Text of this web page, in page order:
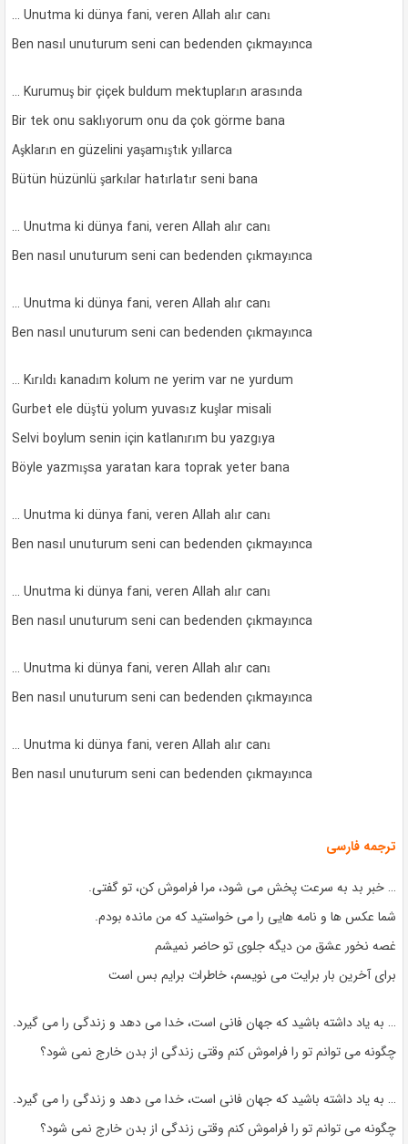
… Unutma ki dünya fani, veren Allah alır canı
Ben nasıl unuturum seni can bedenden çıkmayınca
… Kurumuş bir çiçek buldum mektupların arasında
Bir tek onu saklıyorum onu da çok görme bana
Aşkların en güzelini yaşamıştık yıllarca
Bütün hüzünlü şarkılar hatırlatır seni bana
… Unutma ki dünya fani, veren Allah alır canı
Ben nasıl unuturum seni can bedenden çıkmayınca
… Unutma ki dünya fani, veren Allah alır canı
Ben nasıl unuturum seni can bedenden çıkmayınca
… Kırıldı kanadım kolum ne yerim var ne yurdum
Gurbet ele düştü yolum yuvasız kuşlar misali
Selvi boylum senin için katlanırım bu yazgıya
Böyle yazmışsa yaratan kara toprak yeter bana
… Unutma ki dünya fani, veren Allah alır canı
Ben nasıl unuturum seni can bedenden çıkmayınca
… Unutma ki dünya fani, veren Allah alır canı
Ben nasıl unuturum seni can bedenden çıkmayınca
… Unutma ki dünya fani, veren Allah alır canı
Ben nasıl unuturum seni can bedenden çıkmayınca
… Unutma ki dünya fani, veren Allah alır canı
Ben nasıl unuturum seni can bedenden çıkmayınca
ترجمه فارسی
… خبر بد به سرعت پخش می شود، مرا فراموش کن، تو گفتی.
شما عکس ها و نامه هایی را می خواستید که من مانده بودم.
غصه نخور عشق من دیگه جلوی تو حاضر نمیشم
برای آخرین بار برایت می نویسم، خاطرات برایم بس است
… به یاد داشته باشید که جهان فانی است، خدا می دهد و زندگی را می گیرد.
چگونه می توانم تو را فراموش کنم وقتی زندگی از بدن خارج نمی شود؟
… به یاد داشته باشید که جهان فانی است، خدا می دهد و زندگی را می گیرد.
چگونه می توانم تو را فراموش کنم وقتی زندگی از بدن خارج نمی شود؟